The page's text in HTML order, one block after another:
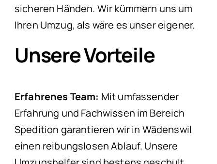
sicheren Händen. Wir kümmern uns um
Ihren Umzug, als wäre es unser eigener.
Unsere Vorteile
Erfahrenes Team: Mit umfassender
Erfahrung und Fachwissen im Bereich
Spedition garantieren wir in Wädenswil
einen reibungslosen Ablauf. Unsere